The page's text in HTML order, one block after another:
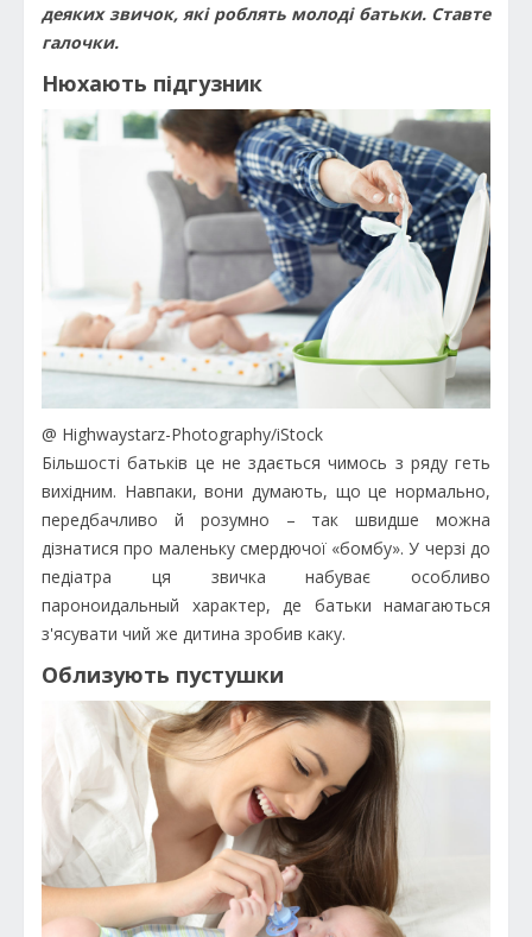
деяких звичок, які роблять молоді батьки. Ставте
галочки.
Нюхають підгузник
@ Highwaystarz-Photography/iStock
Більшості батьків це не здається чимось з ряду геть
вихідним. Навпаки, вони думають, що це нормально,
передбачливо й розумно – так швидше можна
дізнатися про маленьку смердючої «бомбу». У черзі до
педіатра ця звичка набуває особливо
пароноидальный характер, де батьки намагаються
з'ясувати чий же дитина зробив каку.
Облизують пустушки